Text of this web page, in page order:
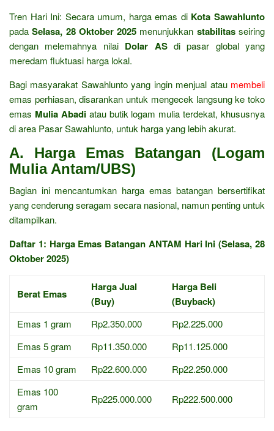
Tren Hari Ini: Secara umum, harga emas di Kota Sawahlunto
padaSelasa, 28 Oktober 2025 menunjukkan stabilitasseiring
dengan melemahnya nilai Dolar ASdi pasar global yang
meredam fluktuasi harga lokal.
Bagi masyarakat Sawahlunto yang ingin menjual atau membeli
emas perhiasan, disarankan untuk mengecek langsung ke toko
emas Mulia Abadiatau butik logam mulia terdekat, khususnya
di area Pasar Sawahlunto, untuk harga yang lebih akurat.
A. Harga Emas Batangan (Logam
Mulia Antam/UBS)
Bagian ini mencantumkan harga emas batangan bersertifikat
yang cenderung seragam secara nasional, namun penting untuk
ditampilkan.
Daftar 1: Harga Emas Batangan ANTAM Hari Ini (Selasa, 28
Oktober 2025)
Berat Emas
Harga Jual
(Buy)
Harga Beli
(Buyback)
Emas 1 gram Rp2.350.000
Rp2.225.000
Emas 5 gram
Rp11.350.000
Rp11.125.000
Emas 10 gram
Rp22.600.000
Rp22.250.000
Emas 100
gram
Rp225.000.000 Rp222.500.000